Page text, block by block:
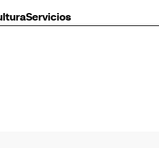
Servicios